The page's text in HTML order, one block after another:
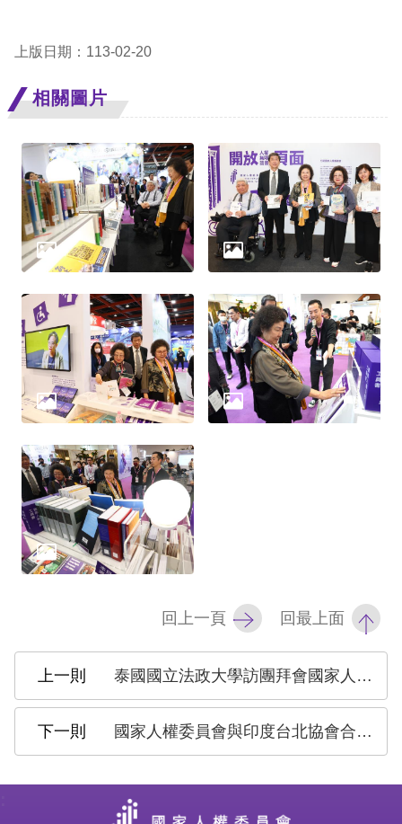
政
府
網
站
資
料
開
放
宣
告
無
障
礙
網
頁
宣
言
上版日期：113-02-20
相關圖片
回上一頁 回最上面
泰國國立法政大學訪團拜會國家人權委員會 交流人權議題
國家人權委員會與印度台北協會合辦《甘地》電影放映會 紀念聖雄甘地逝世76週年